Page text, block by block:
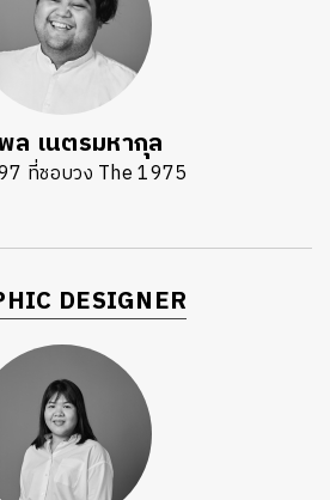
เนตรมหากุล
ที่ชอบวง The 1975
DESIGNER